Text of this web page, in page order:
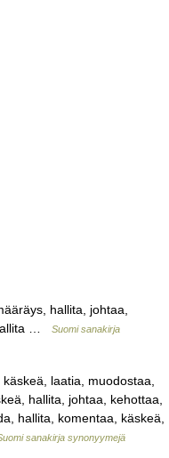
hallita, johtaa,
…
Suomi sanakirja
laatia, muodostaa,
hallita, johtaa, kehottaa,
hallita, komentaa, käskeä,
sanakirja synonyymejä